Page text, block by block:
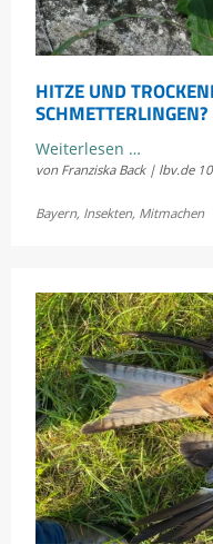
HITZE UND
SCHMETTERLINGEN?
Weiterlesen …
und
Bayerns
von Franziska Back | lbv.de
Bayern, Insekten, Mitmachen